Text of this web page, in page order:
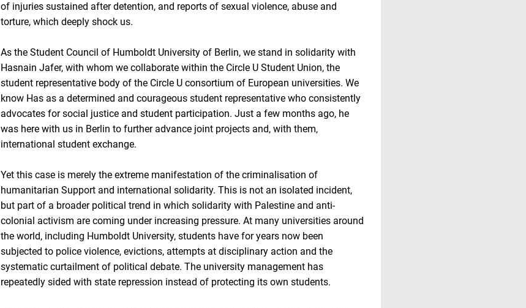
of injuries sustained after detention, and reports of sexual violence, abuse and
torture, which deeply shock us.
As the Student Council of Humboldt University of Berlin, we stand in solidarity with
Hasnain Jafer, with whom we collaborate within the Circle U Student Union, the
student representative body of the Circle U consortium of European universities. We
know Has as a determined and courageous student representative who consistently
advocates for social justice and student participation. Just a few months ago, he
was here with us in Berlin to further advance joint projects and, with them,
international student exchange.
Yet this case is merely the extreme manifestation of the criminalisation of
humanitarian Support and international solidarity. This is not an isolated incident,
but part of a broader political trend in which solidarity with Palestine and anti-
colonial activism are coming under increasing pressure. At many universities around
the world, including Humboldt University, students have for years now been
subjected to police violence, evictions, attempts at disciplinary action and the
systematic curtailment of political debate. The university management has
repeatedly sided with state repression instead of protecting its own students.